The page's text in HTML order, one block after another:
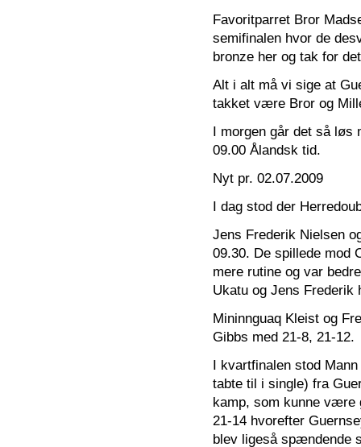
Favoritparret Bror
semifinalen hvor de
bronze her og tak for
Alt i alt må vi sige at
takket være Bror og
I morgen går det så løs
09.00 Ålandsk tid.
Nyt pr. 02.07.2009
I dag stod der
Jens Frederik Nielsen
09.30. De spillede mod
mere rutine og var
Ukatu og Jens Frederik
Mininnguaq Kleist og
Gibbs med 21-8, 21-12.
I kvartfinalen stod
tabte til i single) fra
kamp, som kunne være
21-14 hvorefter
blev ligeså spændende